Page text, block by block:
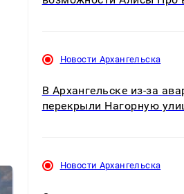
Новости Архангельска
В Архангельске из-за
перекрыли Нагорную
Новости Архангельска